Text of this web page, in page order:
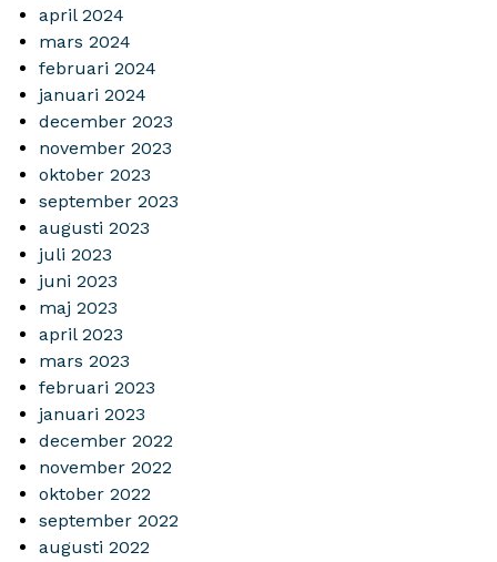
april 2024
mars 2024
februari 2024
januari 2024
december 2023
november 2023
oktober 2023
september 2023
augusti 2023
juli 2023
juni 2023
maj 2023
april 2023
mars 2023
februari 2023
januari 2023
december 2022
november 2022
oktober 2022
september 2022
augusti 2022